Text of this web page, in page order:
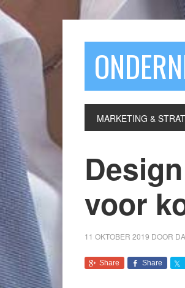
MARKETING &
voor
11 OKTOBER 2019 DOOR
Share Share